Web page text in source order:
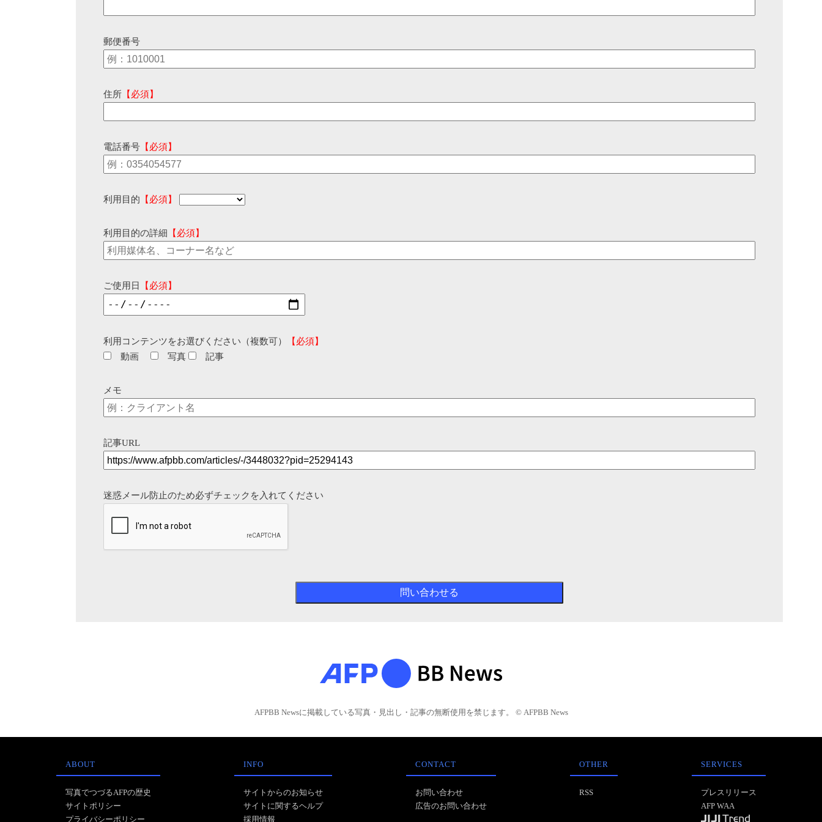
郵便番号
住所 【必須】
電話番号 【必須】
利用目的 【必須】
利用目的の詳細 【必須】
ご使用日 【必須】
利用コンテンツをお選びください（複数可）
【必須】
動画
写真 記事
メモ
記事URL
迷惑メール防止のため必ずチェックを入れてください
AFPBB Newsに掲載している写真・見出し・記事の無断使用を禁じます。 © AFPBB News
ABOUT
写真でつづるAFPの歴史
サイトポリシー
プライバシーポリシー
INFO
サイトからのお知らせ
サイトに関するヘルプ
採用情報
CONTACT
お問い合わせ
広告のお問い合わせ
OTHER
RSS
SERVICES
プレスリリース
AFP WAA